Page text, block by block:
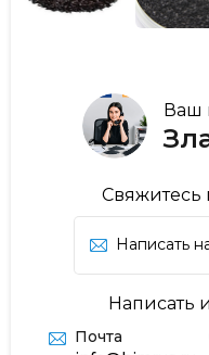
Ваш
Свяжитесь
Написать
Написать
Почта